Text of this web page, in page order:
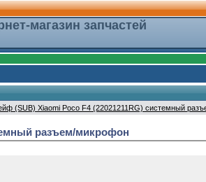
магазин запчастей
(SUB) Xiaomi Poco F4 (22021211RG) системный
разъем/микрофон